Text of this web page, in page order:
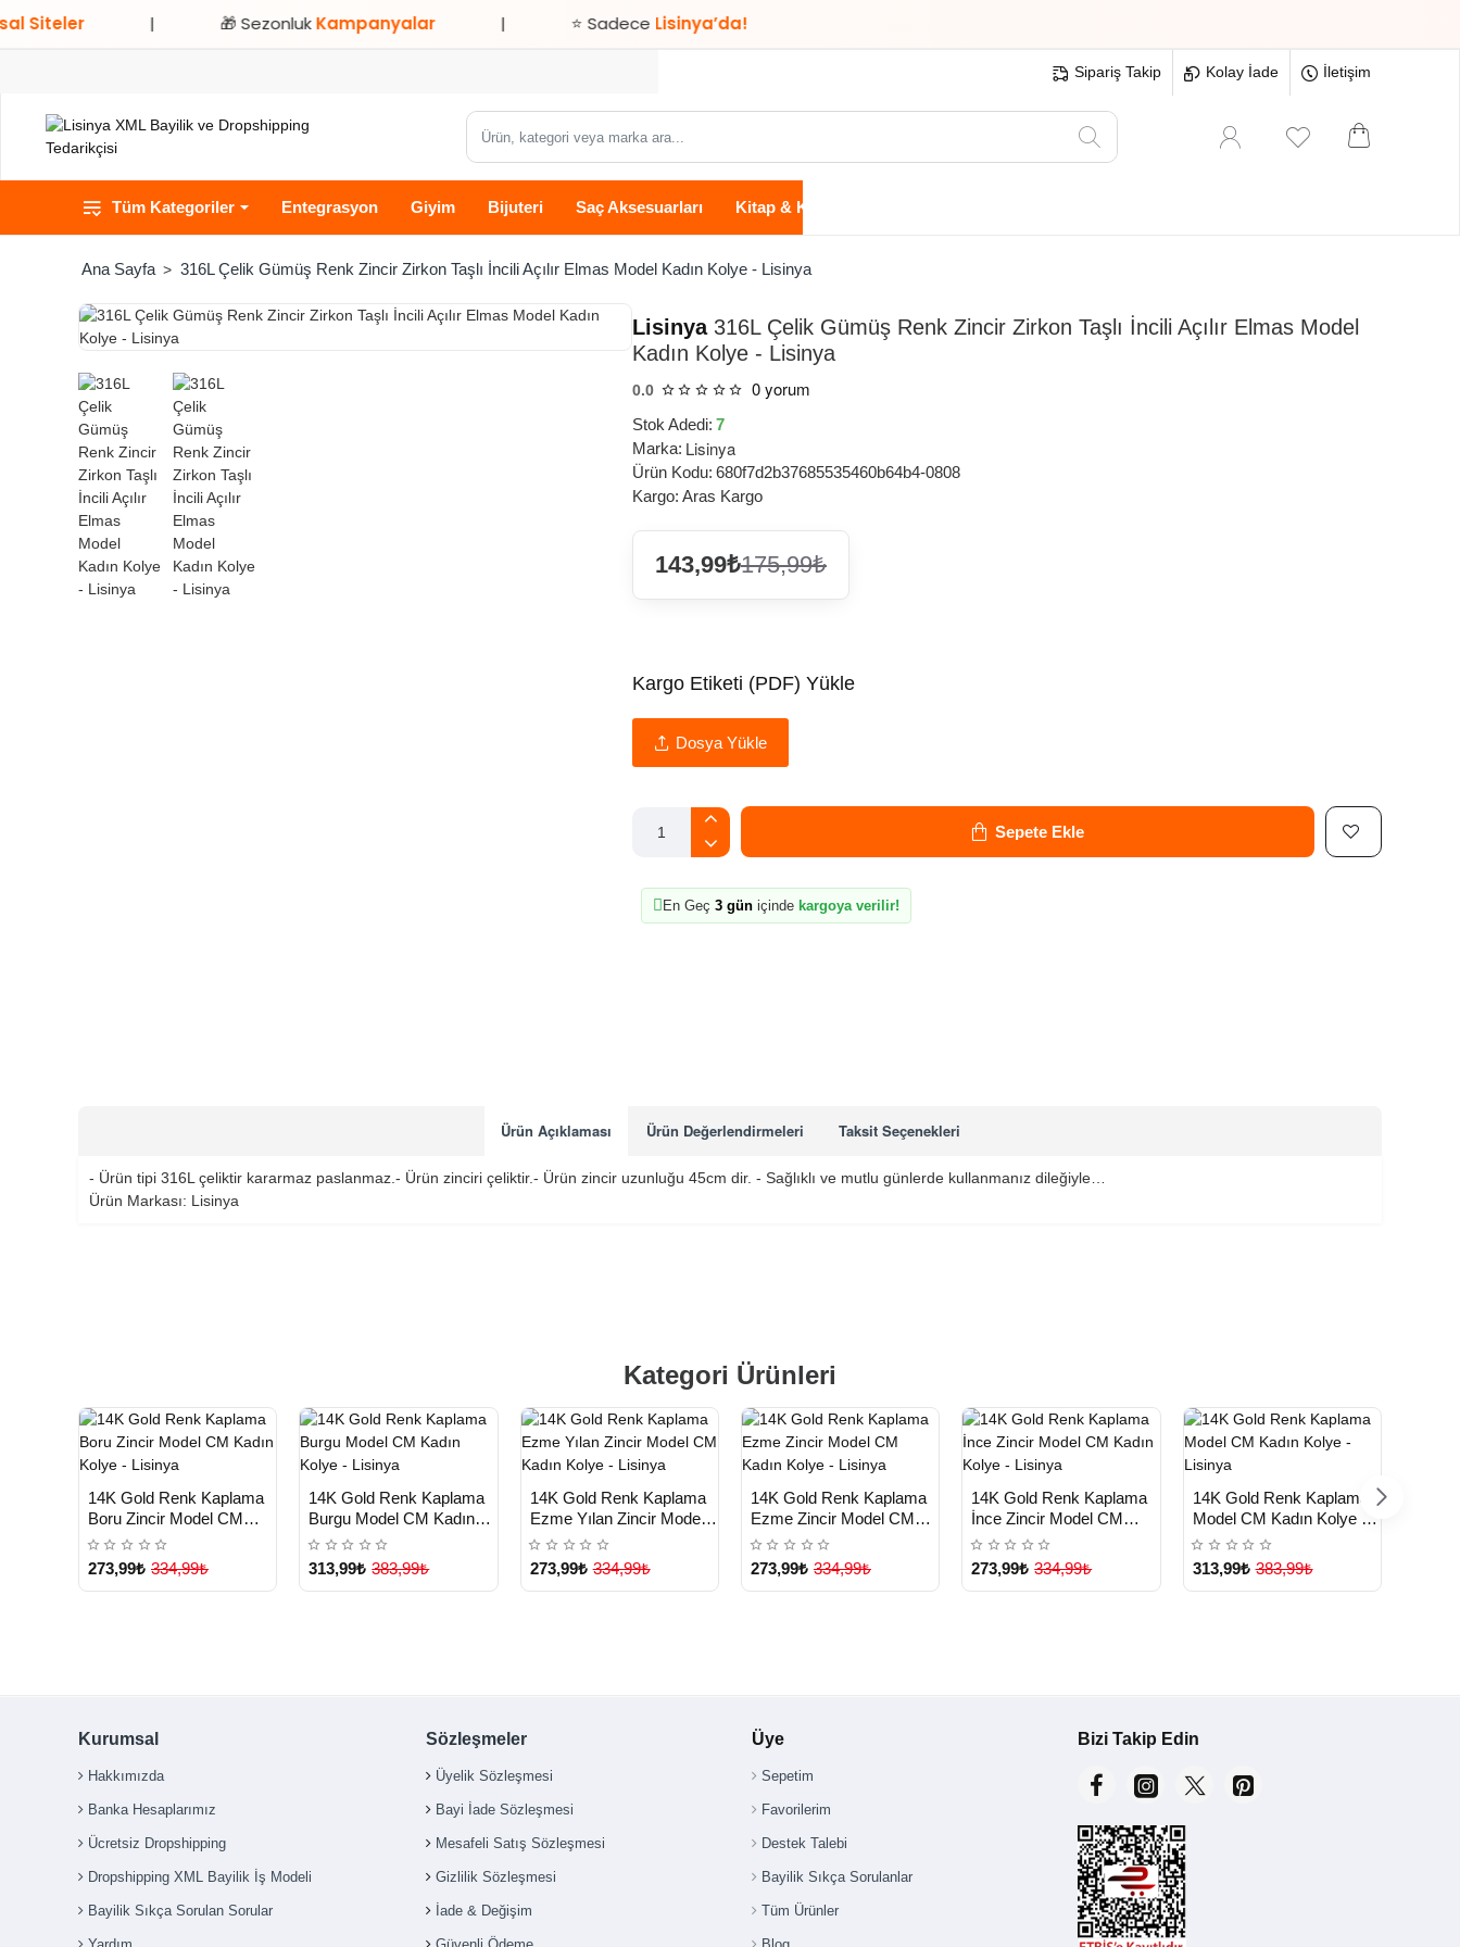
🎁 SezonlukKampanyalar ⭐ SadeceLisinya’da!
Sipariş Takip Kolay İade İletişim
Ürün,
marka
ara...
Tüm Kategoriler Entegrasyon Giyim Bijuteri Saç Aksesuarları Kitap & Kırtasiye
316L Çelik Gümüş Renk Zincir Zirkon Taşlı İncili Açılır Elmas Model Kadın Kolye - Lisinya
Lisinya316L Çelik Gümüş Renk Zincir Zirkon Taşlı İncili Açılır Elmas Model
Kadın Kolye - Lisinya
0.0 0 yorum
Stok Adedi: 7
Marka: Lisinya
Ürün Kodu: 680f7d2b37685535460b64b4-0808
Kargo: Aras Kargo
143,99₺175,99₺
Kargo Etiketi (PDF) Yükle
Dosya Yükle
Sepete Ekle
En Geç 3 gün içinde kargoya verilir!
Ürün Açıklaması Ürün Değerlendirmeleri Taksit Seçenekleri
- Ürün tipi 316L çeliktir kararmaz paslanmaz.- Ürün zinciri çeliktir.- Ürün zincir uzunluğu 45cm dir. - Sağlıklı ve mutlu günlerde kullanmanız dileğiyle…
Ürün Markası: Lisinya
Kategori Ürünleri
TESLİMAT
Yeni Ürün
14K Gold Renk Kaplama
Boru Zincir Model CM
Kadın Kolye - Lisinya
273,99₺ 334,99₺
TESLİMAT
Yeni Ürün
14K Gold Renk Kaplama
Burgu Model CM Kadın
Kolye - Lisinya
313,99₺ 383,99₺
TESLİMAT
Yeni Ürün
14K Gold Renk Kaplama
Ezme Yılan Zincir Model
CM Kadın Kolye - Lisinya
273,99₺ 334,99₺
TESLİMAT
Yeni Ürün
14K Gold Renk Kaplama
Ezme Zincir Model CM
Kadın Kolye - Lisinya
273,99₺ 334,99₺
TESLİMAT
Yeni Ürün
14K Gold Renk Kaplama
İnce Zincir Model CM
Kadın Kolye - Lisinya
273,99₺ 334,99₺
TESLİMAT
Yeni Ürün
14K Gold Renk Kaplama
Model CM Kadın Kolye -
Lisinya
313,99₺ 383,99₺
Kurumsal
Hakkımızda
Banka Hesaplarımız
Ücretsiz Dropshipping
Dropshipping XML Bayilik İş Modeli
Bayilik Sıkça Sorulan Sorular
Sözleşmeler
Üyelik Sözleşmesi
Bayi İade Sözleşmesi
Mesafeli Satış Sözleşmesi
Gizlilik Sözleşmesi
İade & Değişim
Üye
Sepetim
Favorilerim
Destek Talebi
Bayilik Sıkça Sorulanlar
Tüm Ürünler
Bizi Takip Edin